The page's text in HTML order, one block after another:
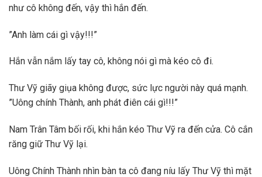
như cô không đến, vậy thì hắn đến.
”Anh làm cái gì vậy!!!”
Hắn vẫn nắm lấy tay cô, không nói gì mà kéo cô đi.
Thư Vỹ giãy giụa không được, sức lực người này quá mạnh.
”Uông chính Thành, anh phát điên cái gì!!!”
Nam Trân Tâm bối rối, khi hắn kéo Thư Vỹ ra đến cửa. Cô cắn
răng giữ Thư Vỹ lại.
Uông Chính Thành nhìn bàn ta cô đang níu lấy Thư Vỹ thì mặt